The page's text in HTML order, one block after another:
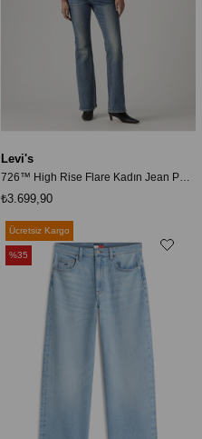
Levi's
726™ High Rise Flare Kadın Jean Pantolon - Face Right
₺3.699,90
Ücretsiz Kargo
%35